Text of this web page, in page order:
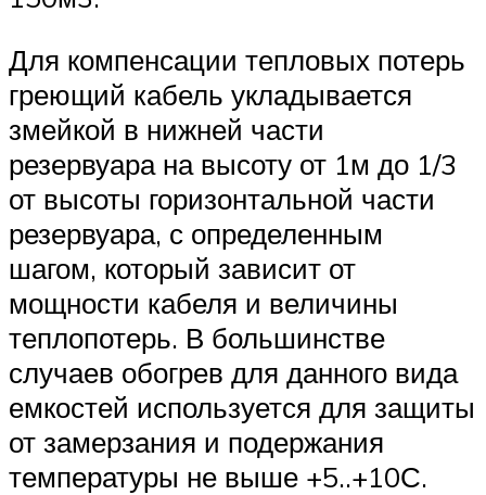
Для компенсации тепловых потерь
греющий кабель укладывается
змейкой в нижней части
резервуара на высоту от 1м до 1/3
от высоты горизонтальной части
резервуара, с определенным
шагом, который зависит от
мощности кабеля и величины
теплопотерь. В большинстве
случаев обогрев для данного вида
емкостей используется для защиты
от замерзания и подержания
температуры не выше +5..+10С.